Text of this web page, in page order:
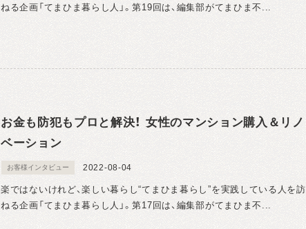
ねる企画「てまひま暮らし人」。第19回は、編集部がてまひま不...
お金も防犯もプロと解決！ 女性のマンション購入＆リノ
ベーション
お客様インタビュー 2022-08-04
楽ではないけれど、楽しい暮らし“てまひま暮らし”を実践している人を訪
ねる企画「てまひま暮らし人」。第17回は、編集部がてまひま不...